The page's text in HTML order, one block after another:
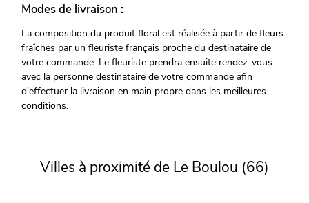
Modes de livraison :
La composition du produit floral est réalisée à partir de fleurs
fraîches par un fleuriste français proche du destinataire de
votre commande. Le fleuriste prendra ensuite rendez-vous
avec la personne destinataire de votre commande afin
d'effectuer la livraison en main propre dans les meilleures
conditions.
Villes à proximité de Le Boulou (66)